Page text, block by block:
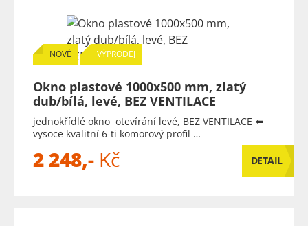
NOVÉ VÝPRODEJ
Okno plastové 1000x500 mm, zlatý
dub/bílá, levé, BEZ VENTILACE
jednokřídlé okno otevírání levé, BEZ VENTILACE ⬅️
vysoce kvalitní 6-ti komorový profil …
2 248,- Kč DETAIL